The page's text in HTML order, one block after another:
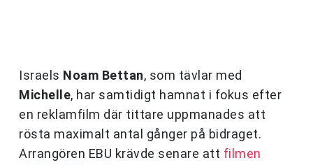
Israels Noam Bettan, som tävlar med
Michelle, har samtidigt hamnat i fokus efter
en reklamfilm där tittare uppmanades att
rösta maximalt antal gånger på bidraget.
Arrangören EBU krävde senare att filmen